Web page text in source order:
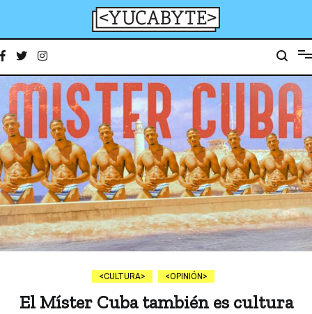
YucaByte
CULTURA OPINIÓN
El Míster Cuba también es cultura